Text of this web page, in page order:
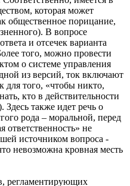
которая может
общественное порицание,
В вопросе
и отсечек варианта
того, можно провести
о системе управления
из версий, ток включают
для того, «чтобы никто,
кто в действительности
Здесь также идет речь о
рода – моральной, перед
ответственность» не
источником вопроса -
невозможна кровная месть
регламентирующих